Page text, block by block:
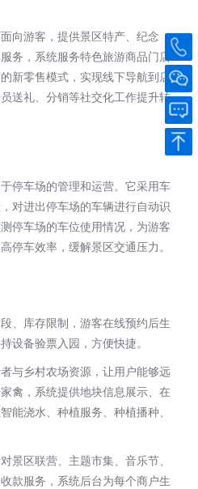
向游客，提供景区特产、纪念
务， 系统服务特色旅游商品门店
新零售模式，实现线下导航到店
送礼、分销等社交化工作提升转
停车场的管理和运营。它采用车
对进出停车场的车辆进行自动识
停车场的车位使用情况 ，为游客
停车效率，缓解景区交通压力。
、库存限制，游客在线预约后生
设备验票入园，方便快捷。
与乡村农场资源，让用户能够远
禽，系统提供地块信息展示、在
能浇水、种植服务、种植播种、
景区联营、主题市集、音乐节、
款服务，系统后台为每个商户生